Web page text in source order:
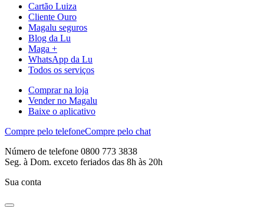
Cartão Luiza
Cliente Ouro
Magalu seguros
Blog da Lu
Maga +
WhatsApp da Lu
Todos os serviços
Comprar na loja
Vender no Magalu
Baixe o aplicativo
Compre pelo telefoneCompre pelo chat
Número de telefone 0800 773 3838
Seg. à Dom. exceto feriados das 8h às 20h
Sua conta